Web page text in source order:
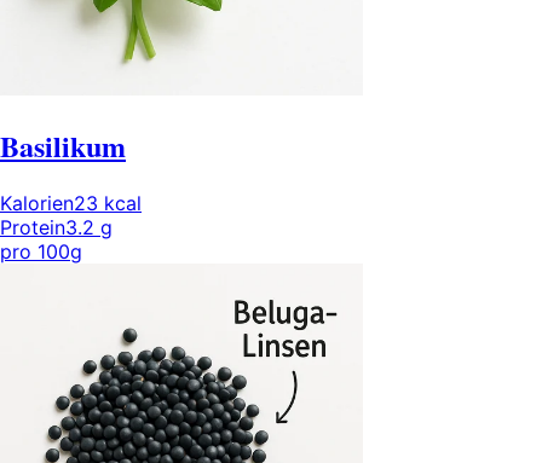
Basilikum
Kalorien23 kcal
Protein3.2 g
pro 100g